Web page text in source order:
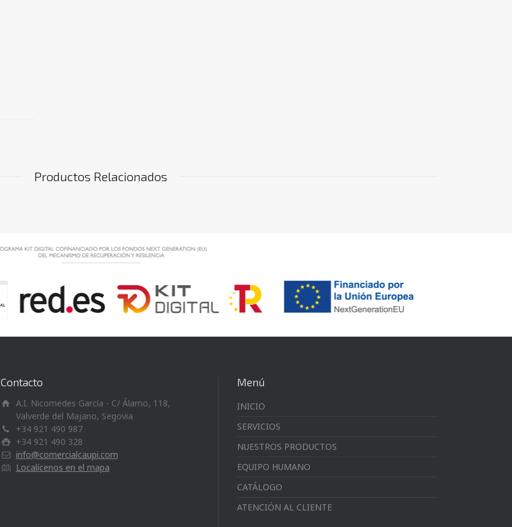
Productos Relacionados
Contacto
A.I. Nicomedes García - C/ Álamo, 118,
Valverde del Majano, Segovia
+34 921 490 987
+34 921 490 328
info@comercialcaupi.com
Localícenos en el mapa
Menú
INICIO
SERVICIOS
NUESTROS PRODUCTOS
EQUIPO HUMANO
CATÁLOGO
ATENCIÓN AL CLIENTE